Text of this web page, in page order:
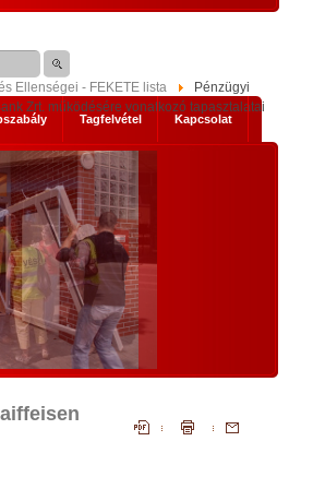
Ellenségei - FEKETE lista
Pénzügyi
Zrt. működésére vonatkozó tapasztalatai
Tagfelvétel Kapcsolat
mik
es
nem a
hanem
időket
előre
NEMZETI
KOMOLYAN
1. Történelmi abszurditások
Az, ami a mostani
szükségessé tette,
igazi történelmi abszurditás.
Az első abszurditás,
illegalitás